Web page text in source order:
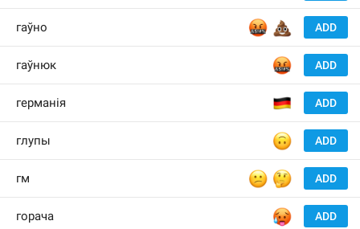
ADD
🤬
💩
гаўно
ADD
🤬
гаўнюк
ADD
германія
ADD
🙃
глупы
ADD
😕
🤔
гм
ADD
🥵
горача